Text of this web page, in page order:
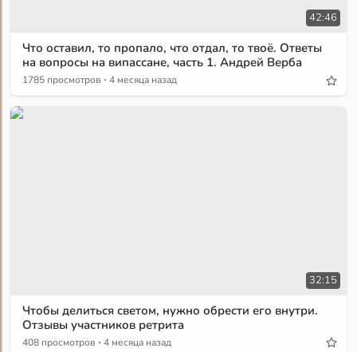
42:46
Что оставил, то пропало, что отдал, то твоё. Ответы
на вопросы на випассане, часть 1. Андрей Верба
1785 просмотров · 4 месяца назад
32:15
Чтобы делиться светом, нужно обрести его внутри.
Отзывы участников ретрита
408 просмотров · 4 месяца назад